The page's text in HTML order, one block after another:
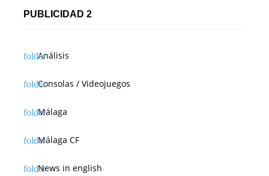
PUBLICIDAD 2
Análisis
Consolas / Videojuegos
Málaga
Málaga CF
News in english